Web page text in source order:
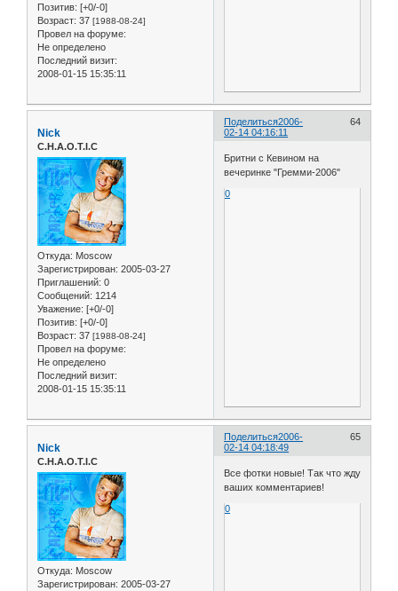
Позитив: [+0/-0]
Возраст: 37 [1988-08-24]
Провел на форуме:
Не определено
Последний визит:
2008-01-15 15:35:11
Поделиться 64
2006-
02-14 04:16:11
Nick
C.H.A.O.T.I.C
Откуда: Moscow
Зарегистрирован: 2005-03-27
Приглашений: 0
Сообщений: 1214
Уважение: [+0/-0]
Позитив: [+0/-0]
Возраст: 37 [1988-08-24]
Провел на форуме:
Не определено
Последний визит:
2008-01-15 15:35:11
Бритни с Кевином на
вечеринке "Гремми-2006"
0
Поделиться 65
2006-
02-14 04:18:49
Nick
C.H.A.O.T.I.C
Откуда: Moscow
Зарегистрирован: 2005-03-27
Все фотки новые! Так что жду
ваших комментариев!
0